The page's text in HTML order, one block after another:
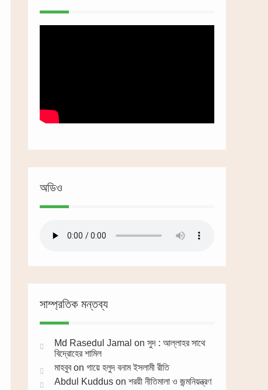
অডিও
সাম্প্রতিক মন্তব্য
Md Rasedul Jamal on সুদ : আল্লাহর সাথে
বিদ্রোহের শামিল
মাহবুবon গায়ে হলুদ বনাম ইসলামী রীতি
Abdul Kuddus on শরয়ী নীতিমালা ও জন্মনিয়ন্ত্রণ